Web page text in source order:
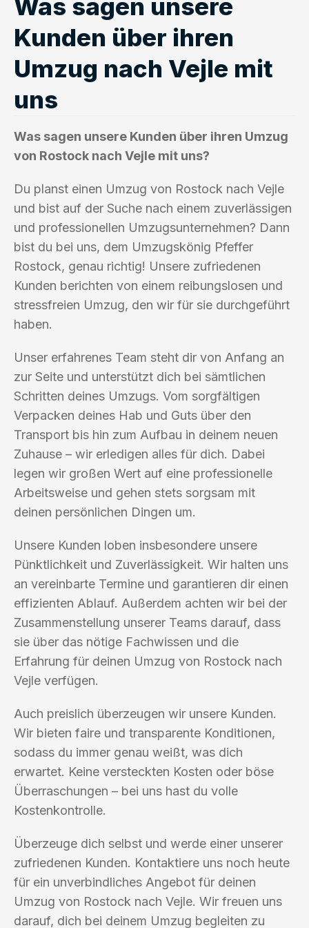
Was sagen unsere
Kunden über ihren
Umzug nach Vejle mit
uns
Was sagen unsere Kunden über ihren Umzug
von Rostock nach Vejle mit uns?
Du planst einen Umzug von Rostock nach Vejle
und bist auf der Suche nach einem zuverlässigen
und professionellen Umzugsunternehmen? Dann
bist du bei uns, dem Umzugskönig Pfeffer
Rostock, genau richtig! Unsere zufriedenen
Kunden berichten von einem reibungslosen und
stressfreien Umzug, den wir für sie durchgeführt
haben.
Unser erfahrenes Team steht dir von Anfang an
zur Seite und unterstützt dich bei sämtlichen
Schritten deines Umzugs. Vom sorgfältigen
Verpacken deines Hab und Guts über den
Transport bis hin zum Aufbau in deinem neuen
Zuhause – wir erledigen alles für dich. Dabei
legen wir großen Wert auf eine professionelle
Arbeitsweise und gehen stets sorgsam mit
deinen persönlichen Dingen um.
Unsere Kunden loben insbesondere unsere
Pünktlichkeit und Zuverlässigkeit. Wir halten uns
an vereinbarte Termine und garantieren dir einen
effizienten Ablauf. Außerdem achten wir bei der
Zusammenstellung unserer Teams darauf, dass
sie über das nötige Fachwissen und die
Erfahrung für deinen Umzug von Rostock nach
Vejle verfügen.
Auch preislich überzeugen wir unsere Kunden.
Wir bieten faire und transparente Konditionen,
sodass du immer genau weißt, was dich
erwartet. Keine versteckten Kosten oder böse
Überraschungen – bei uns hast du volle
Kostenkontrolle.
Überzeuge dich selbst und werde einer unserer
zufriedenen Kunden. Kontaktiere uns noch heute
für ein unverbindliches Angebot für deinen
Umzug von Rostock nach Vejle. Wir freuen uns
darauf, dich bei deinem Umzug begleiten zu